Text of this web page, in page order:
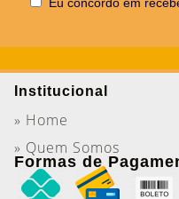
Institucional
» Home
» Quem Somos
Formas de